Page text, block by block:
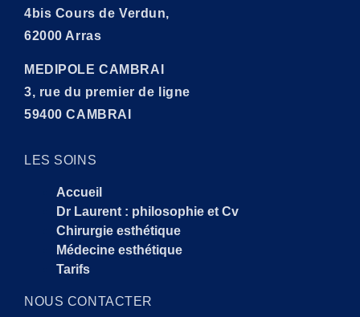
4bis Cours de Verdun,
62000 Arras
MEDIPOLE CAMBRAI
3, rue du premier de ligne
59400 CAMBRAI
LES SOINS
Accueil
Dr Laurent : philosophie et Cv
Chirurgie esthétique
Médecine esthétique
Tarifs
NOUS CONTACTER